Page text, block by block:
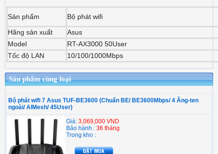
Sản phẩm
Bộ phát wifi
Hãng sản xuất
Asus
Model
RT-AX3000 50User
Tốc độ LAN
10/100/1000Mbps
Sản phẩm cùng loại
Bộ phát wifi 7 Asus TUF-BE3600 (Chuẩn BE/ BE3600Mbps/ 4 Ăng-ten
ngoài/ AIMesh/ 45User)
Giá: 3,069,000 VND
Bảo hành : 36 tháng
Trong kho :